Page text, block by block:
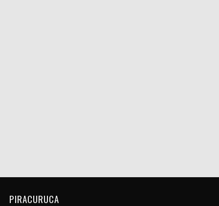
PIRACURUCA